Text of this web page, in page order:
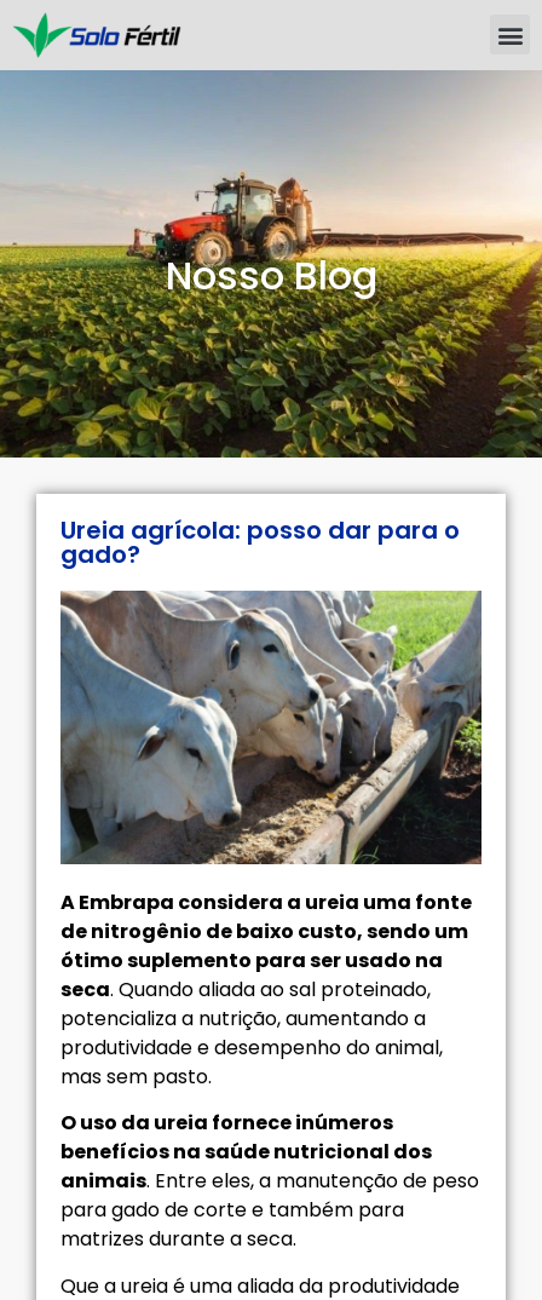
Nosso Blog
Ureia agrícola: posso dar para o
gado?
A Embrapa considera a ureia uma fonte
de nitrogênio de baixo custo, sendo um
ótimo suplemento para ser usado na
seca. Quando aliada ao sal proteinado,
potencializa a nutrição, aumentando a
produtividade e desempenho do animal,
mas sem pasto.
O uso da ureia fornece inúmeros
benefícios na saúde nutricional dos
animais. Entre eles, a manutenção de peso
para gado de corte e também para
matrizes durante a seca.
Que a ureia é uma aliada da produtividade